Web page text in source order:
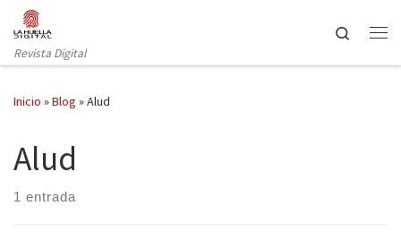
Saltar al contenido
Revista Digital
Search
Inicio »Blog »Alud
Alud
1 entrada